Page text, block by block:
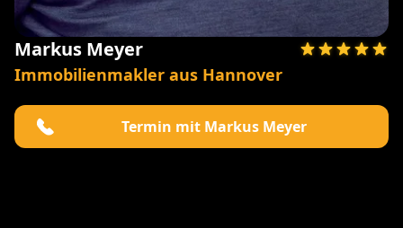
Markus Meyer
Immobilienmakler aus Hannover
Termin mit Markus Meyer